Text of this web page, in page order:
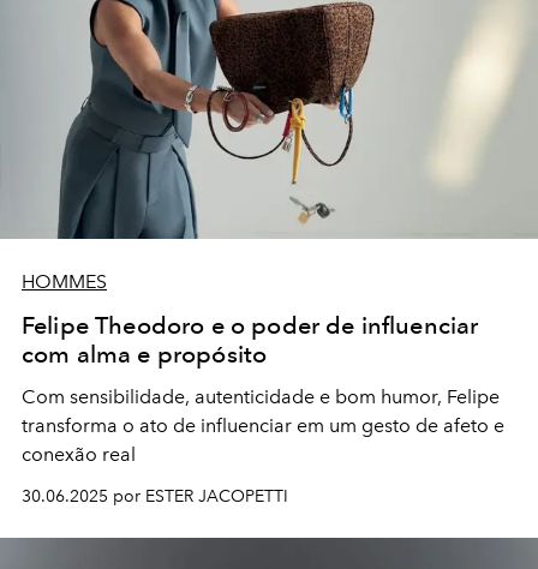
HOMMES
Felipe Theodoro e o poder de influenciar
com alma e propósito
Com sensibilidade, autenticidade e bom humor, Felipe
transforma o ato de influenciar em um gesto de afeto e
conexão real
30.06.2025 por ESTER JACOPETTI